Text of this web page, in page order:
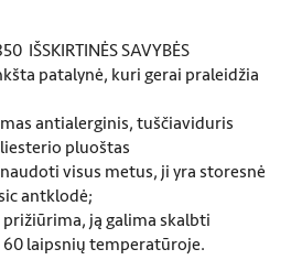
IŠSKIRTINĖS SAVYBĖS
patalynė, kuri gerai praleidžia
antialerginis, tuščiaviduris
pluoštas
visus metus, ji yra storesnė
antklodė;
ją galima skalbti
laipsnių temperatūroje.